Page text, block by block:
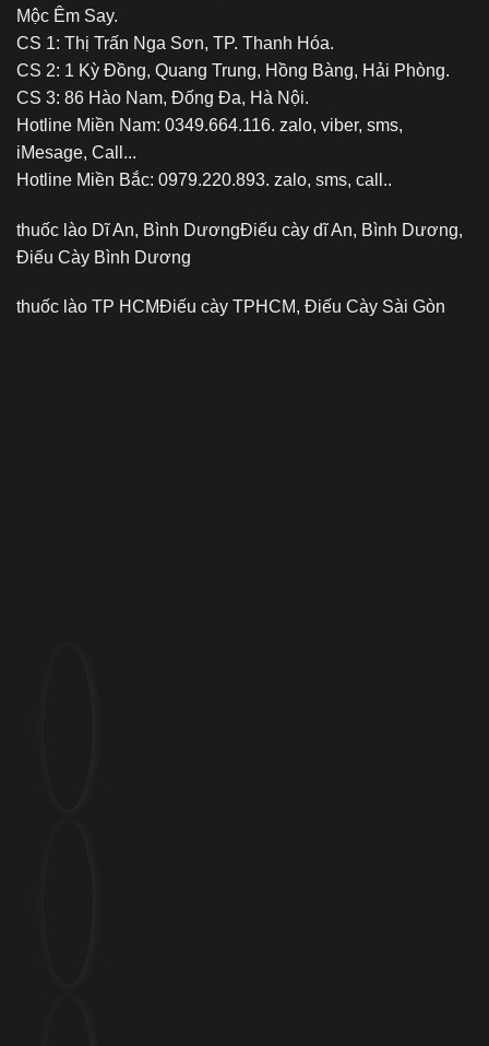
Mộc Êm Say.
CS 1: Thị Trấn Nga Sơn, TP. Thanh Hóa.
CS 2: 1 Kỳ Đồng, Quang Trung, Hồng Bàng, Hải Phòng.
CS 3: 86 Hào Nam, Đống Đa, Hà Nội.
Hotline Miền Nam: 0349.664.116. zalo, viber, sms,
iMesage, Call...
Hotline Miền Bắc: 0979.220.893. zalo, sms, call..
thuốc lào Dĩ An, Bình DươngĐiếu cày dĩ An, Bình Dương,
Điếu Cày Bình Dương
thuốc lào TP HCMĐiếu cày TPHCM, Điếu Cày Sài Gòn